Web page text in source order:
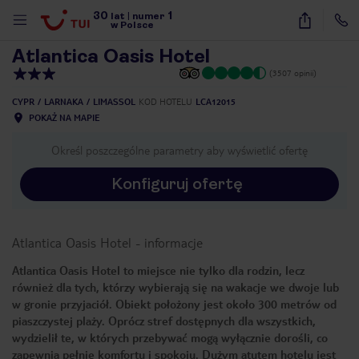
30 lat numer 1
w Polsce
46
Atlantica Oasis Hotel
(3507 opinii)
CYPR LARNAKA LIMASSOL KOD HOTELU LCA12015
POKAŻ NA MAPIE
Określ poszczególne parametry aby wyświetlić ofertę
Konfiguruj ofertę
Atlantica Oasis Hotel - informacje
Atlantica Oasis Hotel to miejsce nie tylko dla rodzin, lecz
również dla tych, którzy wybierają się na wakacje we dwoje lub
w gronie przyjaciół. Obiekt położony jest około 300 metrów od
piaszczystej plaży. Oprócz stref dostępnych dla wszystkich,
wydzielił te, w których przebywać mogą wyłącznie dorośli, co
zapewnia pełnię komfortu i spokoju. Dużym atutem hotelu jest